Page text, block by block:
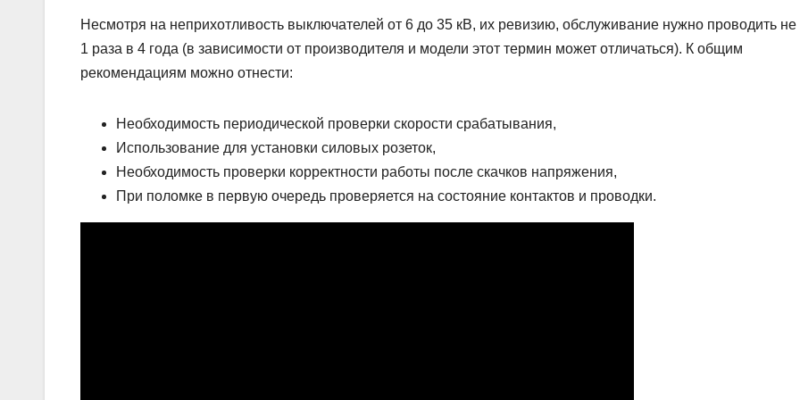
Несмотря на неприхотливость выключателей от 6 до 35 кВ, их ревизию, обслуживание нужно проводить
1 раза в 4 года (в зависимости от производителя и модели этот термин может отличаться). К общим
рекомендациям можно отнести:
Необходимость периодической проверки скорости срабатывания,
Использование для установки силовых розеток,
Необходимость проверки корректности работы после скачков напряжения,
При поломке в первую очередь проверяется на состояние контактов и проводки.